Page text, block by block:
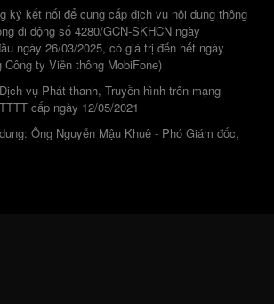
ký kết nối để cung cấp dịch vụ nội dung thông
di động số 4280/GCN-SKHCN ngày
ngày 26/03/2025, có giá trị đến hết ngày
Công ty Viễn thông MobiFone)
vụ Phát thanh, Truyền hình trên mạng
cấp ngày 12/05/2021
Ông Nguyễn Mậu Khuê - Phó Giám đốc,